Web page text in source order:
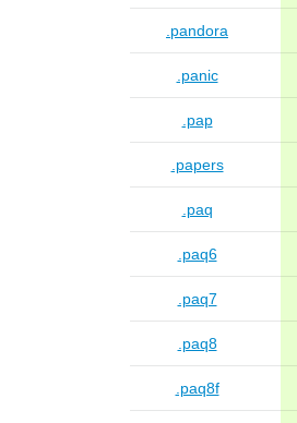
.pandora
.panic
.pap
.papers
.paq
.paq6
.paq7
.paq8
.paq8f